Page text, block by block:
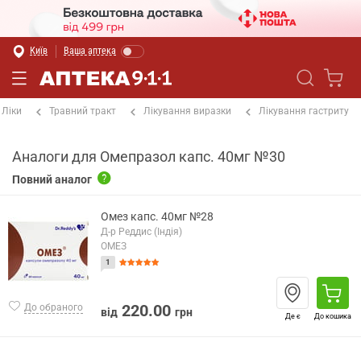
Київ Ваша аптека
Ліки Травний тракт Лікування виразки Лікування гастриту
Аналоги для Омепразол капс. 40мг №30
Повний аналог
До обраного
Омез капс. 40мг №28
Д-р Реддис (Індія)
ОМЕЗ
1
від 220.00 грн Де є До кошика